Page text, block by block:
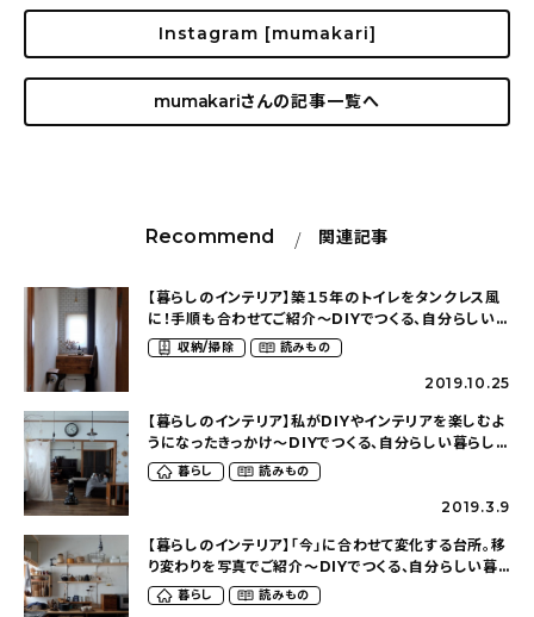
Instagram [mumakari]
mumakariさんの記事一覧へ
Recommend 関連記事
【暮らしのインテリア】築１５年のトイレをタンクレス風
に！手順も合わせてご紹介～DIYでつくる、自分らしい
暮らしとおうち（mumakariさん）
収納/掃除 読みもの
2019.10.25
【暮らしのインテリア】私がDIYやインテリアを楽しむよ
うになったきっかけ～DIYでつくる、自分らしい暮らしと
おうち（mumakariさん）
暮らし 読みもの
2019.3.9
【暮らしのインテリア】「今」に合わせて変化する台所。移
り変わりを写真でご紹介～DIYでつくる、自分らしい暮
らしとおうち（mumakariさん）
暮らし 読みもの